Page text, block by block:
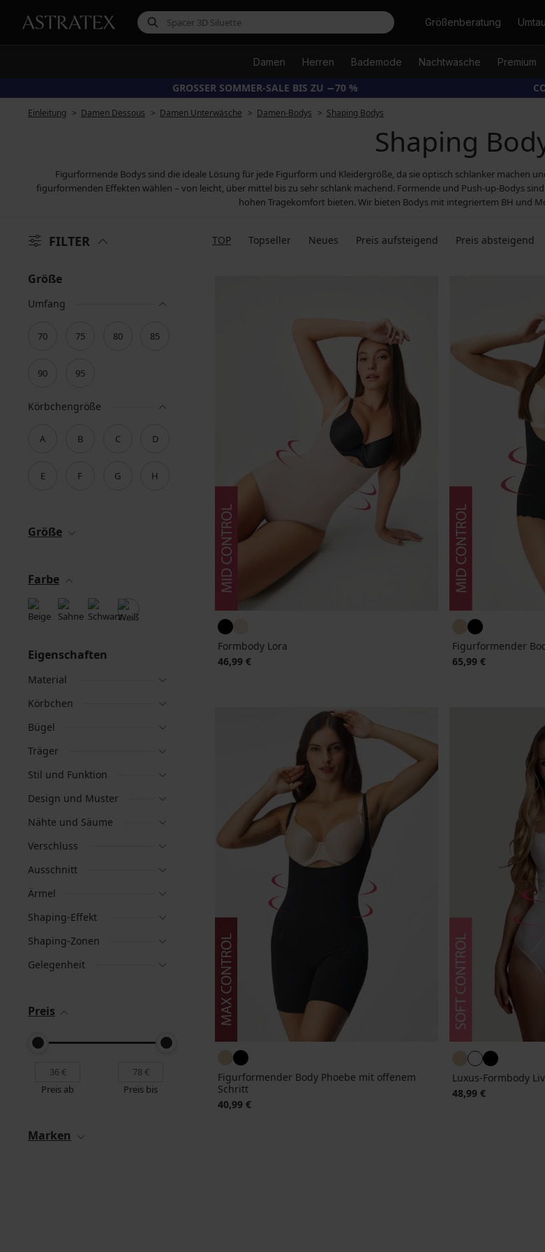
SucheGrößenberatung
Damen Herren Bademode Nachtwäsche Premium
GROSSER SOMMER-SALE BIS ZU −70 %
Einleitung Damen Dessous Damen Unterwäsche Damen-Bodys Shaping Bodys
Shaping
Figurformende Bodys sind die ideale Lösung für jede Figurform und Kleidergröße, da sie optisch schlanker machen
figurformenden Effekten wählen – von leicht, über mittel bis zu sehr schlank machend. Formende und Push-up-Bodys
hohen Tragekomfort bieten. Wir bieten Bodys mit integriertem BH und
FILTER TOP Topseller Neues Preis aufsteigend Preis absteigend
Größe
Umfang
70 75 80 85
90 95
Körbchengröße
A B C D
E F G H
Größe
Farbe
Eigenschaften
Material
Körbchen
Bügel
Träger
Stil und Funktion
Design und Muster
Nähte und Säume
Verschluss
Ausschnitt
Ärmel
Shaping-Effekt
Shaping-Zonen
Gelegenheit
Preis
Preis ab Preis bis
Marken
Formbody Lora
46,99 €
Figurformender
65,99 €
Figurformender Body Phoebe mit offenem
Schritt
40,99 €
Luxus-Formbody
48,99 €